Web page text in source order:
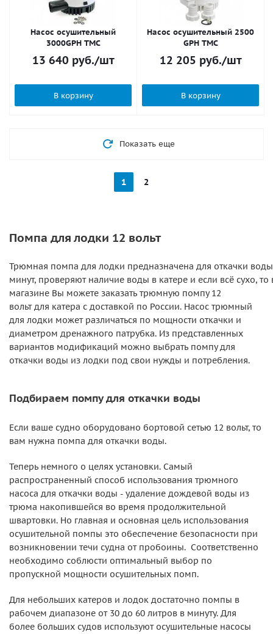
Насос осушительный
3000GPH TMC
13 640 руб./шт
В корзину
Насос осушительный 2500
GPH TMC
12 205 руб./шт
В корзину
Показать еще
1 2
Помпа для лодки 12 вольт
Трюмная помпа для лодки предназначена для откачки
минут, проверяют наличие воды в катере и если всё сухо,
магазине Вы можете заказать трюмную помпу 12
вольт для катера с доставкой по России. Насос трюмный
для лодки может различаться по мощности откачки и
диаметром дренажного патрубка. Из представленных
вариантов модификаций можно выбрать помпу для
откачки воды из лодки под свои нужды и потребления.
Подбираем помпу для откачки воды
Если ваше судно оборудовано бортовой сетью 12 вольт, то
вам нужна помпа для откачки воды.
Теперь немного о целях установки. Самый
распространенный способ использования трюмного
насоса для откачки воды - удаление дождевой воды из
трюма накопившейся во время продолжительной
швартовки. Но главная и основная цель использования
осушительной помпы это обеспечение безопасности при
возникновении течи судна от пробоины. Соответственно
необходимо соблюсти оптимальный выбор по
пропускной мощности осушительных помп.
Для небольших катеров и лодок достаточно помпы в
рабочем диапазоне от 30 до 60 литров в минуту. Для
более больших судов используют осушительные насосы